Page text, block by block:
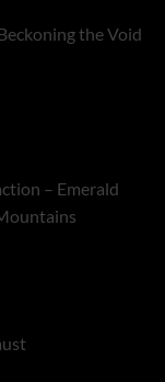
the Void
– Emerald